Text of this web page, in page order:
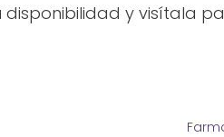
y visítala